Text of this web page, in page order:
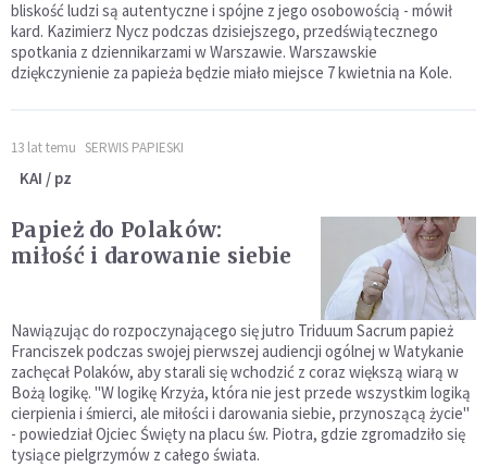
bliskość ludzi są autentyczne i spójne z jego osobowością - mówił
kard. Kazimierz Nycz podczas dzisiejszego, przedświątecznego
spotkania z dziennikarzami w Warszawie. Warszawskie
dziękczynienie za papieża będzie miało miejsce 7 kwietnia na Kole.
13 lat temu SERWIS PAPIESKI
KAI / pz
Papież do Polaków:
miłość i darowanie siebie
Nawiązując do rozpoczynającego się jutro Triduum Sacrum papież
Franciszek podczas swojej pierwszej audiencji ogólnej w Watykanie
zachęcał Polaków, aby starali się wchodzić z coraz większą wiarą w
Bożą logikę. "W logikę Krzyża, która nie jest przede wszystkim logiką
cierpienia i śmierci, ale miłości i darowania siebie, przynoszącą życie"
- powiedział Ojciec Święty na placu św. Piotra, gdzie zgromadziło się
tysiące pielgrzymów z całego świata.